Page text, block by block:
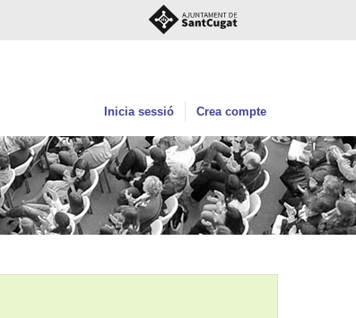
Inicia sessió Crea compte